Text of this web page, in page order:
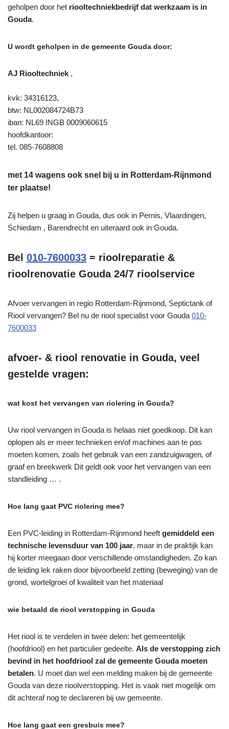
geholpen door het riooltechniekbedrijf dat werkzaam is in
Gouda.
U wordt geholpen in de gemeente Gouda door:
AJ Riooltechniek ,
kvk: 34316123,
btw: NL002084724B73
iban: NL69 INGB 0009060615
hoofdkantoor:
tel. 085-7608808
met 14 wagens ook snel bij u in Rotterdam-Rijnmond
ter plaatse!
Zij helpen u graag in Gouda, dus ook in Pernis, Vlaardingen,
Schiedam , Barendrecht en uiteraard ook in Gouda.
Bel 010-7600033 = rioolreparatie &
rioolrenovatie Gouda 24/7 rioolservice
Afvoer vervangen in regio Rotterdam-Rijnmond, Septictank of
Riool vervangen? Bel nu de riool specialist voor Gouda 010-
7600033
afvoer- & riool renovatie in Gouda, veel
gestelde vragen:
wat kost het vervangen van riolering in Gouda?
Uw riool vervangen in Gouda is helaas niet goedkoop. Dit kan
oplopen als er meer technieken en/of machines aan te pas
moeten komen, zoals het gebruik van een zandzuigwagen, of
graaf en breekwerk Dit geldt ook voor het vervangen van een
standleiding … .
Hoe lang gaat PVC riolering mee?
Een PVC-leiding in Rotterdam-Rijnmond heeft gemiddeld een
technische levensduur van 100 jaar, maar in de praktijk kan
hij korter meegaan door verschillende omstandigheden. Zo kan
de leiding lek raken door bijvoorbeeld zetting (beweging) van de
grond, wortelgroei of kwaliteit van het materiaal
wie betaald de riool verstopping in Gouda
Het riool is te verdelen in twee delen: het gemeentelijk
(hoofdriool) en het particulier gedeelte. Als de verstopping zich
bevind in het hoofdriool zal de gemeente Gouda moeten
betalen. U moet dan wel een melding maken bij de gemeente
Gouda van deze rioolverstopping. Het is vaak niet mogelijk om
dit achteraf nog te declareren bij uw gemeente.
Hoe lang gaat een gresbuis mee?